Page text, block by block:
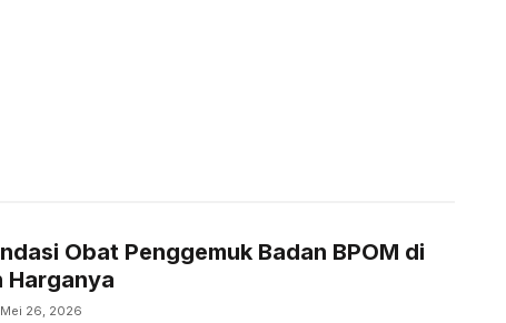
Obat Penggemuk Badan BPOM di
Harganya
Mei 26, 2026